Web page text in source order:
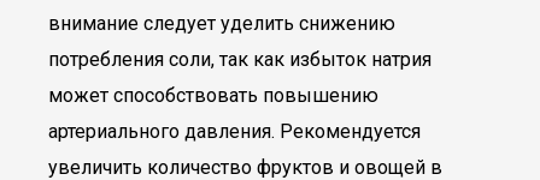
внимание следует уделить снижению
потребления соли, так как избыток натрия
может способствовать повышению
артериального давления. Рекомендуется
увеличить количество фруктов и овощей в